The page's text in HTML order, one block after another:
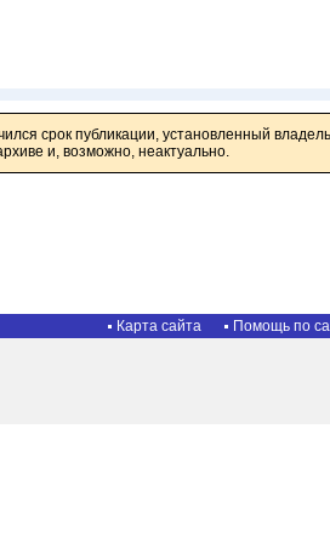
срок публикации, установленный
и, возможно, неактуально.
Карта сайта Помощь по